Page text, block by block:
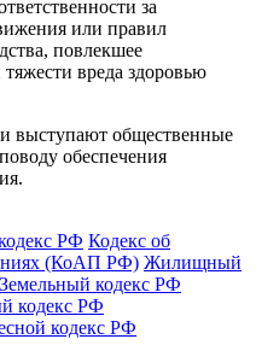
за
или правил
повлекшее
вреда здоровью
выступают общественные
обеспечения
РФ Кодекс об
(КоАП РФ) Жилищный
Земельный кодекс РФ
кодекс РФ
кодекс РФ